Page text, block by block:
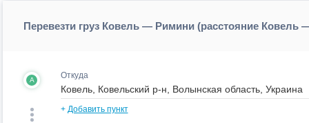
Перевезти груз Ковель — Римини (расстояние Ковель
A Откуда
+ Добавить пункт